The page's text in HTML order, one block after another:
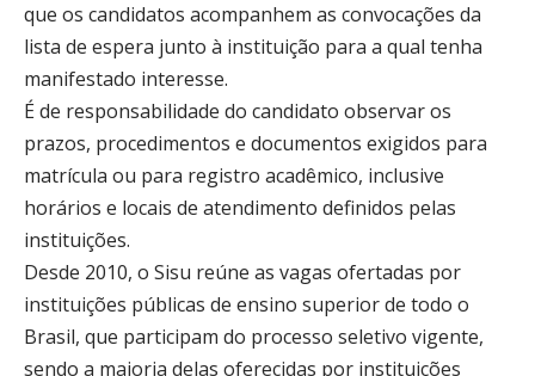
que os candidatos acompanhem as convocações da
lista de espera junto à instituição para a qual tenha
manifestado interesse.
É de responsabilidade do candidato observar os
prazos, procedimentos e documentos exigidos para
matrícula ou para registro acadêmico, inclusive
horários e locais de atendimento definidos pelas
instituições.
Desde 2010, o Sisu reúne as vagas ofertadas por
instituições públicas de ensino superior de todo o
Brasil, que participam do processo seletivo vigente,
sendo a maioria delas oferecidas por instituições